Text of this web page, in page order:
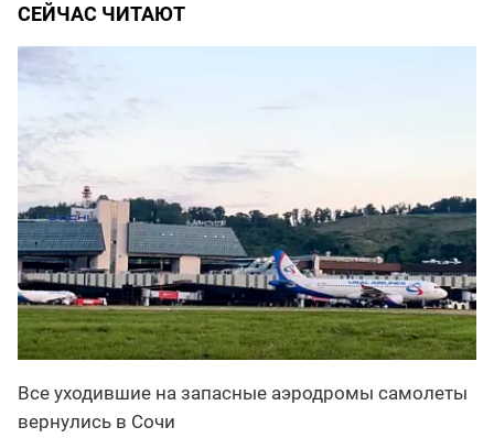
СЕЙЧАС ЧИТАЮТ
Все уходившие на запасные аэродромы самолеты
вернулись в Сочи